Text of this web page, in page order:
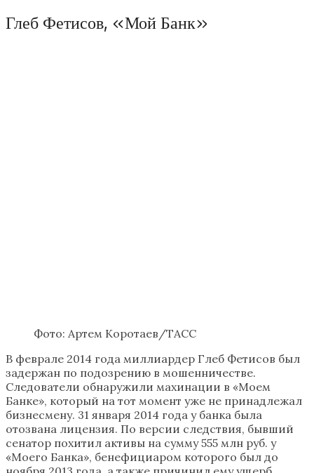
Глеб Фетисов, «Мой Банк»
Фото: Артем Коротаев/ТАСС
В феврале 2014 года миллиардер Глеб Фетисов был
задержан по подозрению в мошенничестве.
Следователи обнаружили махинации в «Моем
Банке», который на тот момент уже не принадлежал
бизнесмену. 31 января 2014 года у банка была
отозвана лицензия. По версии следствия, бывший
сенатор похитил активы на сумму 555 млн руб. у
«Моего Банка», бенефициаром которого был до